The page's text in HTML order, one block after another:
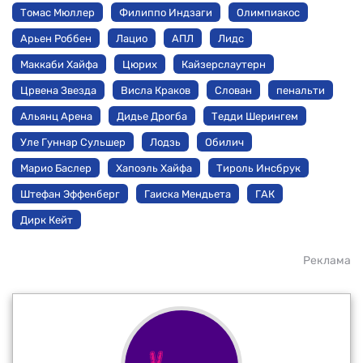
Томас Мюллер Филиппо Индзаги Олимпиакос
Арьен Роббен Лацио АПЛ Лидс
Маккаби Хайфа Цюрих Кайзерслаутерн
Црвена Звезда Висла Краков Слован пенальти
Альянц Арена Дидье Дрогба Тедди Шерингем
Уле Гуннар Сульшер Лодзь Обилич
Марио Баслер Хапоэль Хайфа Тироль Инсбрук
Штефан Эффенберг Гаиска Мендьета ГАК
Дирк Кейт
Реклама